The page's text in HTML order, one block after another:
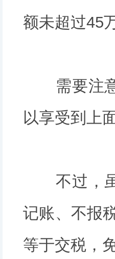
额未超过45
需要注意
以享受到上
不过，虽
记账、不报
等于交税，